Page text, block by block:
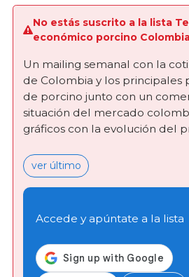
No estás suscrito a la lista
económico porcino
Un mailing semanal con la
de Colombia y los principales
de porcino junto con un
situación del mercado
gráficos con la evolución del
ver último
Accede y apúntate a la lista